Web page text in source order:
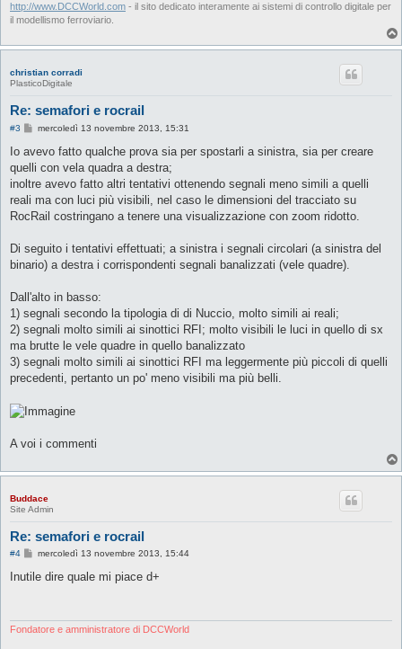
http://www.DCCWorld.com - il sito dedicato interamente ai sistemi di controllo digitale per
il modellismo ferroviario.
christian corradi
PlasticoDigitale
Re: semafori e rocrail
#3
M
s
a
g
o
mercoledì 13 novembre 2013, 15:31
Io avevo fatto qualche prova sia per spostarli a sinistra, sia per creare
quelli con vela quadra a destra;
inoltre avevo fatto altri tentativi ottenendo segnali meno simili a quelli
reali ma con luci più visibili, nel caso le dimensioni del tracciato su
RocRail costringano a tenere una visualizzazione con zoom ridotto.
Di seguito i tentativi effettuati; a sinistra i segnali circolari (a sinistra del
binario) a destra i corrispondenti segnali banalizzati (vele quadre).
Dall'alto in basso:
1) segnali secondo la tipologia di di Nuccio, molto simili ai reali;
2) segnali molto simili ai sinottici RFI; molto visibili le luci in quello di sx
ma brutte le vele quadre in quello banalizzato
3) segnali molto simili ai sinottici RFI ma leggermente più piccoli di quelli
precedenti, pertanto un po' meno visibili ma più belli.
A voi i commenti
Buddace
Site Admin
Re: semafori e rocrail
#4
M
s
i
mercoledì 13 novembre 2013, 15:44
Inutile dire quale mi piace d+
Fondatore e amministratore di DCCWorld